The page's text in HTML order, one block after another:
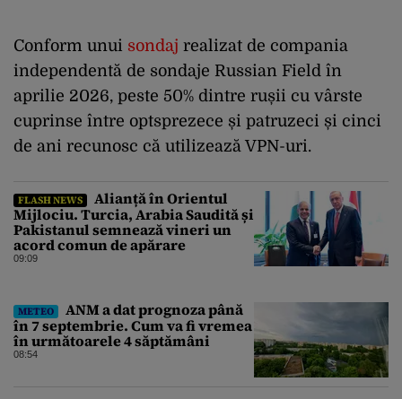
Conform unui sondaj realizat de compania
independentă de sondaje Russian Field în
aprilie 2026, peste 50% dintre rușii cu vârste
cuprinse între optsprezece și patruzeci și cinci
de ani recunosc că utilizează VPN-uri.
FLASH NEWS
Alianță în Orientul
Mijlociu. Turcia, Arabia Saudită și
Pakistanul semnează vineri un
acord comun de apărare
09:09
METEO
ANM a dat prognoza până
în 7 septembrie. Cum va fi vremea
în următoarele 4 săptămâni
08:54